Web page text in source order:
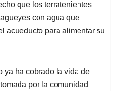
que los terratenientes
con agua que
acueducto para alimentar su
ya ha cobrado la vida de
por la comunidad